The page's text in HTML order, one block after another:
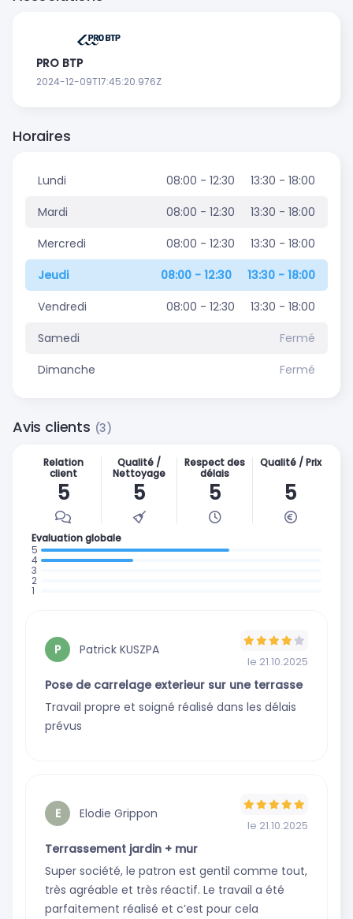
PRO BTP
2024-12-09T17:45:20.976Z
Horaires
Lundi 08:00 - 12:30
13:30 - 18:00
Mardi
08:00 - 12:30
13:30 - 18:00
Mercredi
08:00 - 12:30
13:30 - 18:00
Jeudi
08:00 - 12:30
13:30 - 18:00
Vendredi
08:00 - 12:30
13:30 - 18:00
Samedi
Fermé
Dimanche
Fermé
Avis clients (3)
Evaluation globale
avis
avis
Relation
client
5
Qualité /
Nettoyage
5
Respect des
délais
5
Qualité / Prix
5
P Patrick KUSZPA
le 21.10.2025
Pose de carrelage exterieur sur une terrasse
Travail propre et soigné réalisé dans les délais
prévus
E Elodie Grippon
le 21.10.2025
Terrassement jardin + mur
Super société, le patron est gentil comme tout,
très agréable et très réactif. Le travail a été
parfaitement réalisé et c’est pour cela